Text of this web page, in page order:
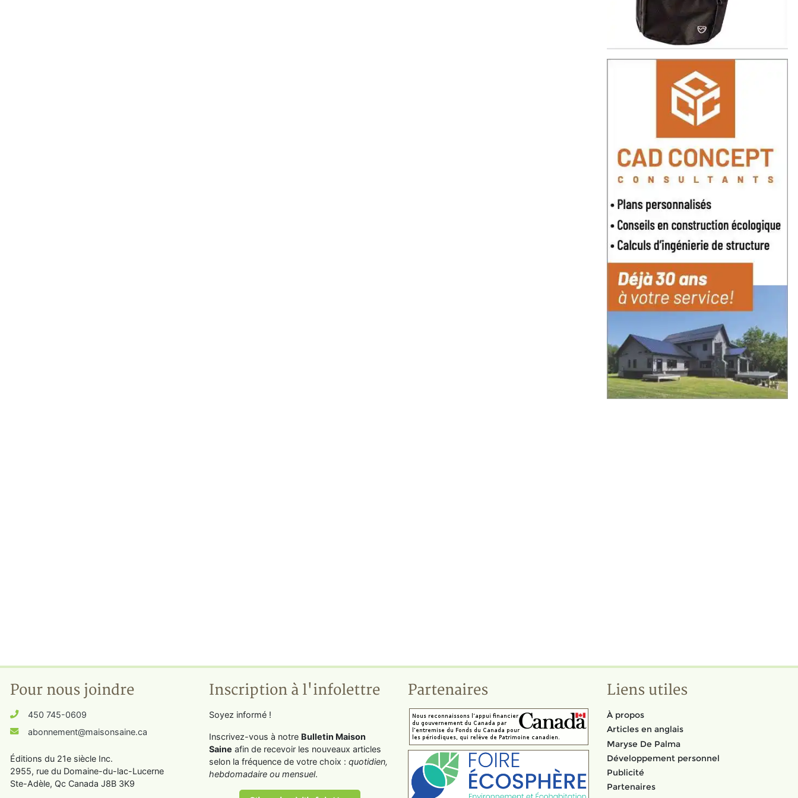
Pour nous joindre
450 745-0609
abonnement@maisonsaine.ca
Éditions du 21e siècle Inc.
2955, rue du Domaine-du-lac-Lucerne
Ste-Adèle, Qc Canada J8B 3K9
Inscription à l'infolettre
Soyez informé !
Inscrivez-vous à notre Bulletin Maison
Saine afin de recevoir les nouveaux articles
selon la fréquence de votre choix : quotidien,
hebdomadaire ou mensuel.
Partenaires Liens utiles
À propos
Articles en anglais
Maryse De Palma
Développement personnel
Publicité
Partenaires